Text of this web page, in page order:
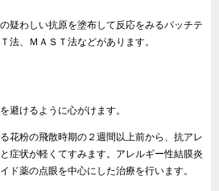
疑わしい抗原を塗布して反応をみるパッチテ
法、ＭＡＳＴ法などがあります。
避けるように心がけます。
花粉の飛散時期の２週間以上前から、抗アレ
症状が軽くてすみます。アレルギー性結膜炎
ド薬の点眼を中心にした治療を行います。